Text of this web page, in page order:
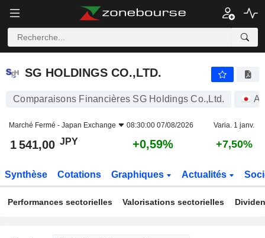
SG HOLDINGS CO.,LTD.
SG HOLDINGS CO.,LTD.
Comparaisons Financières SG Holdings Co.,Ltd.
Marché Fermé - Japan Exchange 08:30:00 07/08/2026 Varia. 1 janv.
1 541,00 JPY +0,59% +7,50%
Synthèse Cotations Graphiques Actualités
Performances sectorielles Valorisations sectorielles